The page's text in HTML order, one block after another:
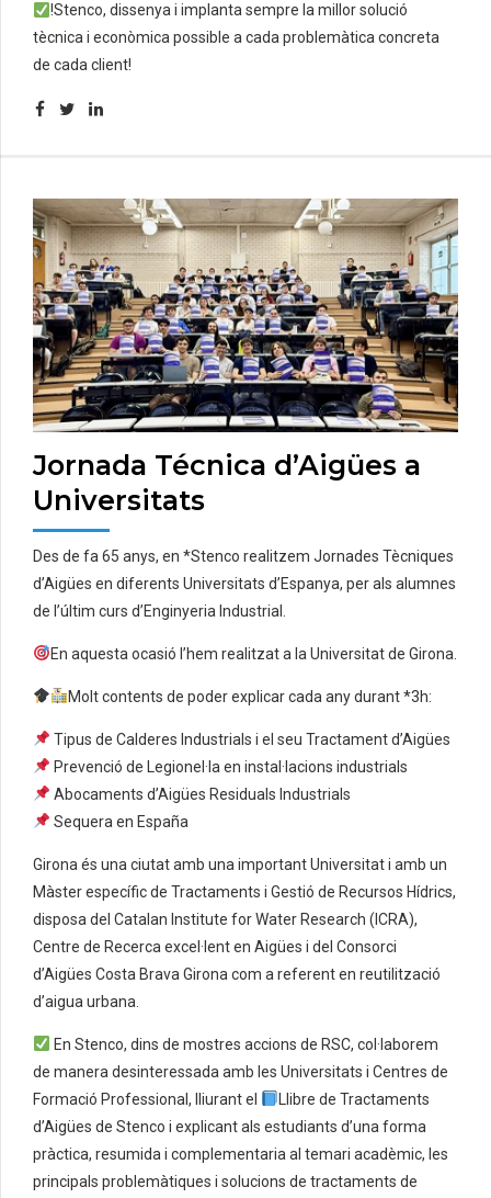
!Stenco, dissenya i implanta sempre la millor solució
tècnica i econòmica possible a cada problemàtica concreta
de cada client!
Jornada Técnica d’Aigües a
Universitats
Des de fa 65 anys, en *Stenco realitzem Jornades Tècniques
d’Aigües en diferents Universitats d’Espanya, per als alumnes
de l’últim curs d’Enginyeria Industrial.
En aquesta ocasió l’hem realitzat a la Universitat de Girona.
Molt contents de poder explicar cada any durant *3h:
Tipus de Calderes Industrials i el seu Tractament d’Aigües
Prevenció de Legionel·la en instal·lacions industrials
Abocaments d’Aigües Residuals Industrials
Sequera en España
Girona és una ciutat amb una important Universitat i amb un
Màster específic de Tractaments i Gestió de Recursos Hídrics,
disposa del Catalan Institute for Water Research (ICRA),
Centre de Recerca excel·lent en Aigües i del Consorci
d’Aigües Costa Brava Girona com a referent en reutilització
d’aigua urbana.
En Stenco, dins de mostres accions de RSC, col·laborem
de manera desinteressada amb les Universitats i Centres de
Formació Professional, lliurant el
Llibre de Tractaments
d’Aigües de Stenco i explicant als estudiants d’una forma
pràctica, resumida i complementaria al temari acadèmic, les
principals problemàtiques i solucions de tractaments de